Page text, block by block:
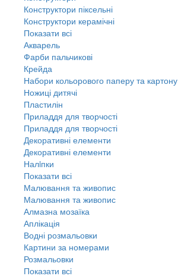
Конструктори піксельні
Конструктори керамічні
Показати всі
Акварель
Фарби пальчикові
Крейда
Набори кольорового паперу та картону
Ножиці дитячі
Пластилін
Приладдя для творчості
Приладдя для творчості
Декоративні елементи
Декоративні елементи
Налiпки
Показати всі
Малювання та живопис
Малювання та живопис
Алмазна мозаїка
Аплікація
Водні розмальовки
Картини за номерами
Розмальовки
Показати всі